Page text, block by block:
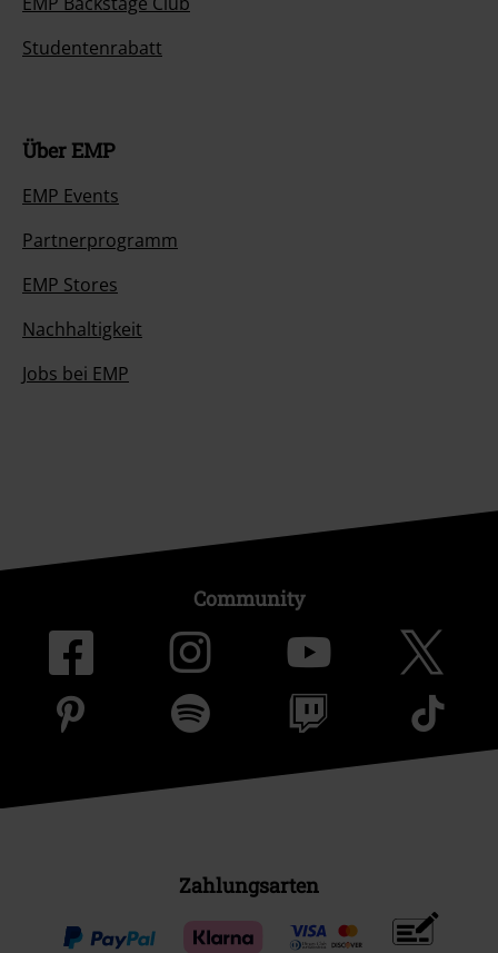
Studentenrabatt
Über EMP
EMP Events
Partnerprogramm
EMP Stores
Nachhaltigkeit
Jobs bei EMP
Community
Zahlungsarten